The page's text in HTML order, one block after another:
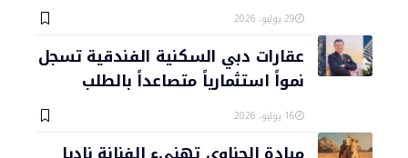
29 يوليو، 2026
عقارات دبي السكنية الفندقية تسجل
نمواً استثمارياً متصاعداً بالطلب
16 يوليو، 2026